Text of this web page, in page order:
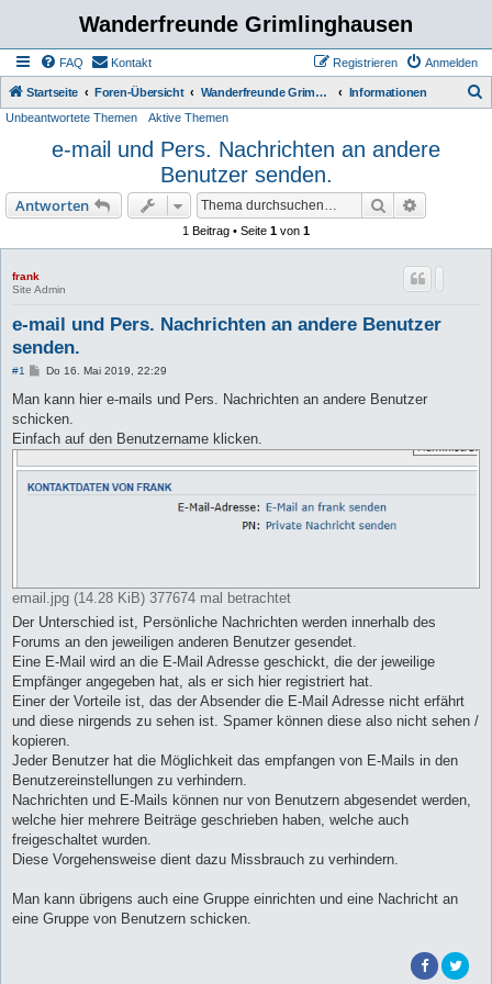
Wanderfreunde Grimlinghausen
FAQ Kontakt Anmelden
Registrieren
Startseite Foren-Übersicht Wanderfreunde Grimmlinghausen Informationen
Unbeantwortete Themen Aktive Themen
e-mail und Pers. Nachrichten an andere
Benutzer senden.
Antworten Suche
1 Beitrag • Seite 1 von 1
frank
Site Admin
e-mail und Pers. Nachrichten an andere Benutzer
senden.
#1
B
r
a
g
Do 16. Mai 2019, 22:29
Man kann hier e-mails und Pers. Nachrichten an andere Benutzer
schicken.
Einfach auf den Benutzername klicken.
email.jpg (14.28 KiB) 377674 mal betrachtet
Der Unterschied ist, Persönliche Nachrichten werden innerhalb des
Forums an den jeweiligen anderen Benutzer gesendet.
Eine E-Mail wird an die E-Mail Adresse geschickt, die der jeweilige
Empfänger angegeben hat, als er sich hier registriert hat.
Einer der Vorteile ist, das der Absender die E-Mail Adresse nicht erfährt
und diese nirgends zu sehen ist. Spamer können diese also nicht sehen /
kopieren.
Jeder Benutzer hat die Möglichkeit das empfangen von E-Mails in den
Benutzereinstellungen zu verhindern.
Nachrichten und E-Mails können nur von Benutzern abgesendet werden,
welche hier mehrere Beiträge geschrieben haben, welche auch
freigeschaltet wurden.
Diese Vorgehensweise dient dazu Missbrauch zu verhindern.
Man kann übrigens auch eine Gruppe einrichten und eine Nachricht an
eine Gruppe von Benutzern schicken.